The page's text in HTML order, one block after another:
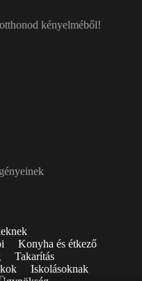
kényelméből!
Konyha és étkező
Takarítás
Iskolásoknak